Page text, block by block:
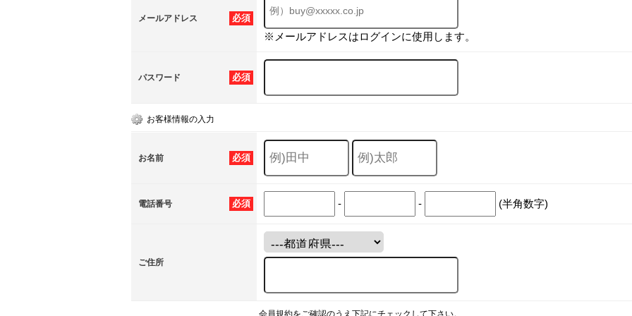
必須
メールアドレス
※メールアドレスはログインに使用します。
必須
パスワード
お客様情報の入力
必須
お名前
必須
電話番号 - - (半角数字)
ご住所
会員規約をご確認のうえ下記にチェックして下さい。